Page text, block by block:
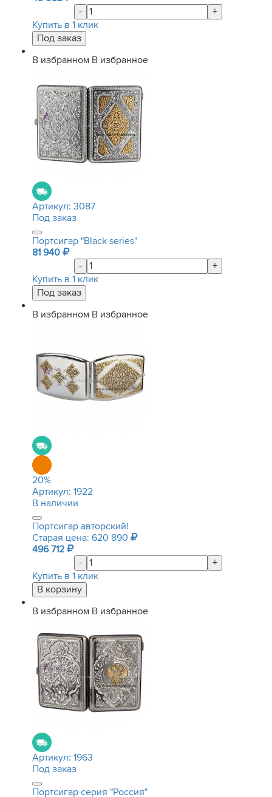
-
+
Купить в 1 клик
В избранном В избранное
Артикул: 3087
Под заказ
Портсигар "Black series"
81 940
-
+
Купить в 1 клик
В избранном В избранное
20%
Артикул: 1922
В наличии
Портсигар авторский!
Старая цена: 620 890
496 712
-
+
Купить в 1 клик
В избранном В избранное
Артикул: 1963
Под заказ
Портсигар серия "Россия"